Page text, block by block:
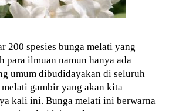
200 spesies bunga melati yang
para ilmuan namun hanya ada
umum dibudidayakan di seluruh
gambir yang akan kita
kali ini. Bunga melati ini berwarna